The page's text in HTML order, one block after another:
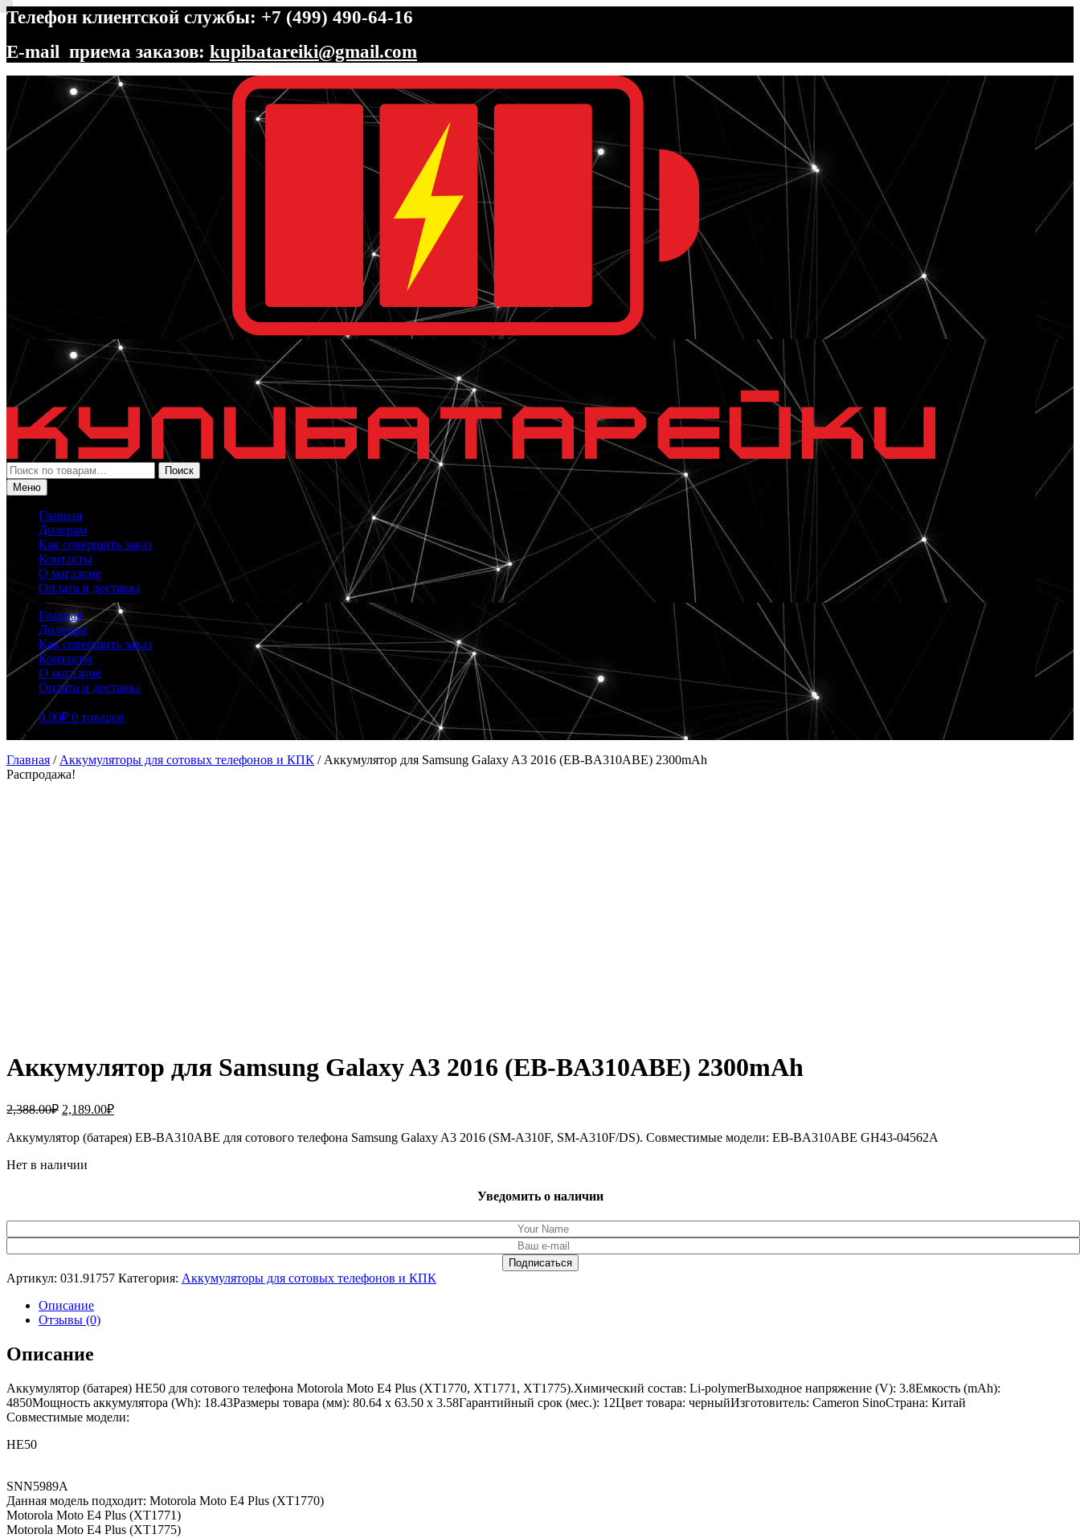
Телефон клиентской службы: +7 (499) 490-64-16
E-mail приема заказов: kupibatareiki@gmail.com
Перейти
навигации
Перейти
содержимому
Искать:
Поиск
Меню
Главная
Дилерам
Как совершить заказ
Контакты
О магазине
Оплата и доставка
Главная
Дилерам
Как совершить заказ
Контакты
О магазине
Оплата и доставка
0.00₽ 0 товаров
Главная / Аккумуляторы для сотовых телефонов и КПК / Аккумулятор для Samsung Galaxy A3 2016 (EB-BA310ABE) 2300mAh
Распродажа!
Аккумулятор для Samsung Galaxy A3 2016 (EB-BA310ABE) 2300mAh
2,388.00₽ Первоначальная
составляла
2,189.00₽Текущая
2,189.00₽.
Аккумулятор (батарея) EB-BA310ABE для сотового телефона Samsung Galaxy A3 2016 (SM-A310F, SM-A310F/DS). Совместимые модели: EB-BA310ABE GH43-04562A
Нет в наличии
Уведомить о наличии
Артикул: 031.91757 Категория: Аккумуляторы для сотовых телефонов и КПК
Описание
Отзывы (0)
Описание
Аккумулятор (батарея) HE50 для сотового телефона Motorola Moto E4 Plus (XT1770, XT1771, XT1775).Химический состав: Li-polymerВыходное напряжение (V): 3.8Емкость (mAh):
4850Мощность аккумулятора (Wh): 18.43Размеры товара (мм): 80.64 x 63.50 x 3.58Гарантийный срок (мес.): 12Цвет товара: черныйИзготовитель: Cameron SinoСтрана: Китай
Совместимые модели:
HE50
SNN5989A
Данная модель подходит: Motorola Moto E4 Plus (XT1770)
Motorola Moto E4 Plus (XT1771)
Motorola Moto E4 Plus (XT1775)